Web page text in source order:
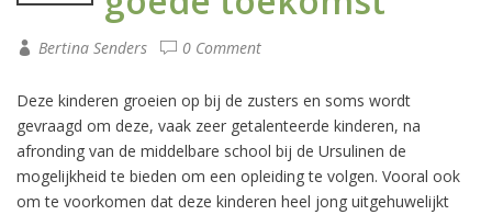
Bertina Senders 0 Comment
Deze kinderen groeien op bij de zusters en soms wordt
gevraagd om deze, vaak zeer getalenteerde kinderen, na
afronding van de middelbare school bij de Ursulinen de
mogelijkheid te bieden om een opleiding te volgen. Vooral ook
om te voorkomen dat deze kinderen heel jong uitgehuwelijkt